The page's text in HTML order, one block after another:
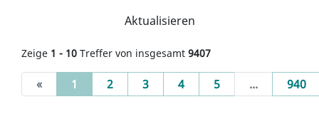
Aktualisieren
Zeige 1 - 10 Treffer von insgesamt 9407
« 1 (current)
2 3 4 5 ... 940